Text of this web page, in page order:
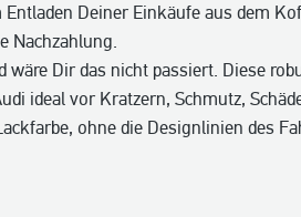
Deiner Einkäufe aus dem
Nachzahlung.
Dir das nicht passiert. Diese
ideal vor Kratzern, Schmutz,
ohne die Designlinien des